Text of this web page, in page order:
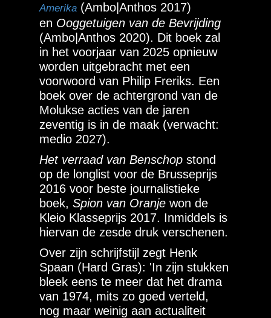
Amerika (Ambo|Anthos 2017)
en Ooggetuigen van de Bevrijding
(Ambo|Anthos 2020). Dit boek zal
in het voorjaar van 2025 opnieuw
worden uitgebracht met een
voorwoord van Philip Freriks. Een
boek over de achtergrond van de
Molukse acties van de jaren
zeventig is in de maak (verwacht:
medio 2027).
Het verraad van Benschop stond
op de longlist voor de Brusseprijs
2016 voor beste journalistieke
boek, Spion van Oranje won de
Kleio Klasseprijs 2017. Inmiddels is
hiervan de zesde druk verschenen.
Over zijn schrijfstijl zegt Henk
Spaan (Hard Gras): 'In zijn stukken
bleek eens te meer dat het drama
van 1974, mits zo goed verteld,
nog maar weinig aan actualiteit